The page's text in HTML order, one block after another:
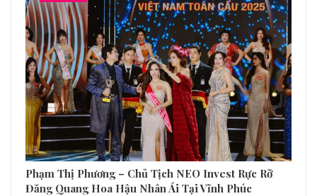
Phạm Thị Phương – Chủ Tịch NEO Invest Rực Rỡ
Đăng Quang Hoa Hậu Nhân Ái Tại Vĩnh Phúc